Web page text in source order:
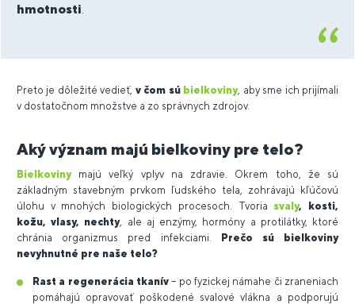
hmotnosti
Preto je dôležité vedieť, v čom sú bielkoviny, aby sme ich prijímali
v dostatočnom množstve a zo správnych zdrojov.
Aký význam majú bielkoviny pre telo?
Bielkovinymajú veľký vplyv na zdravie. Okrem toho, že sú
základným stavebným prvkom ľudského tela, zohrávajú kľúčovú
úlohu v mnohých biologických procesoch. Tvoria svaly, kosti,
kožu, vlasy, nechty, ale aj enzýmy, hormóny a protilátky, ktoré
chránia organizmus pred infekciami. Prečo sú bielkoviny
nevyhnutné pre naše telo?
Rast a regenerácia tkanív – po fyzickej námahe či zraneniach
pomáhajú opravovať poškodené svalové vlákna a podporujú